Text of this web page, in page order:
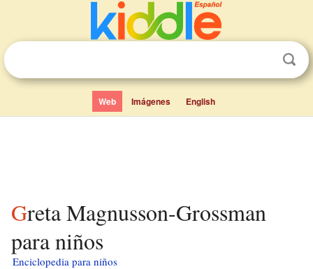
Web Imágenes English
Greta Magnusson-Grossman
para niños
Enciclopedia para niños